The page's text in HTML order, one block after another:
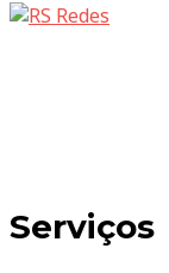
Serviços